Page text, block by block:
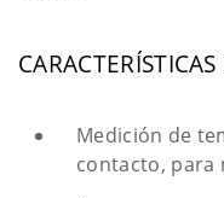
Medición de
contacto, para